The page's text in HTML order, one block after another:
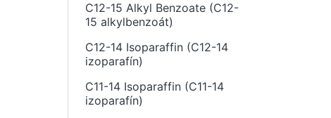
C12-15 Alkyl Benzoate (C12-
15 alkylbenzoát)
C12-14 Isoparaffin (C12-14
izoparafín)
C11-14 Isoparaffin (C11-14
izoparafín)